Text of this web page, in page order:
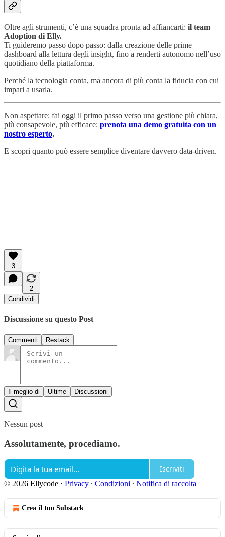
Oltre agli strumenti, c’è una squadra pronta ad affiancarti: il team
Adoption di Elly.
Ti guideremo passo dopo passo: dalla creazione delle prime
dashboard alla lettura degli insight, fino a renderti autonomo nell’uso
quotidiano della piattaforma.
Perché la tecnologia conta, ma ancora di più conta la fiducia con cui
impari a usarla.
Non aspettare: fai oggi il primo passo verso una gestione più chiara,
più consapevole, più efficace: prenota una demo gratuita con un
nostro esperto.
E scopri quanto può essere semplice diventare davvero data-driven.
3
2
Condividi
Discussione su questo Post
Commenti Restack
Il meglio di Ultime Discussioni
Nessun post
Assolutamente, procediamo.
Iscriviti
© 2026 Ellycode · Privacy ∙ Condizioni ∙ Notifica di raccolta
Crea il tuo Substack